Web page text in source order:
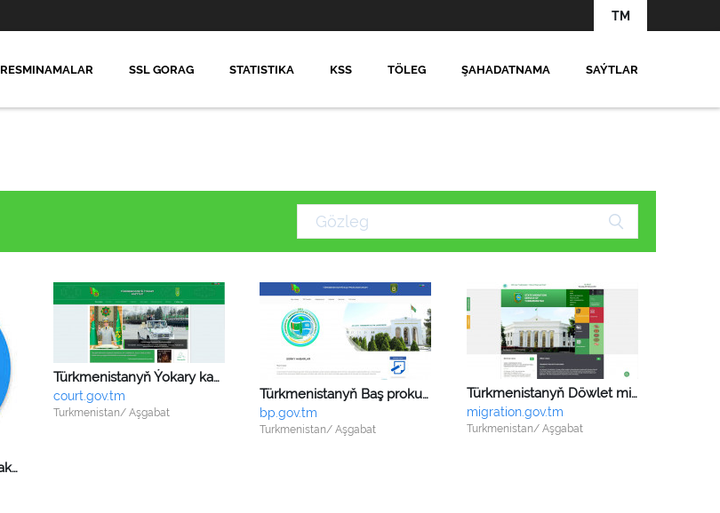
TM
RESMINAMALAR SSL GORAG STATISTIKA KSS TÖLEG ŞAHADATNAMA SAÝTLAR
Türkmenistanyň Goranmak ministrligi
Türkmenistanyň Ýokary kazyýeti
court.gov.tm
Turkmenistan/ Aşgabat
Türkmenistanyň Baş prokuraturasy
bp.gov.tm
Turkmenistan/ Aşgabat
Türkmenistanyň Döwlet migratsiýa gullugy
migration.gov.tm
Turkmenistan/ Aşgabat